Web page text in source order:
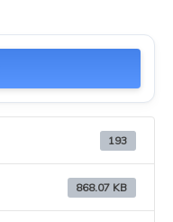
193
868.07 KB